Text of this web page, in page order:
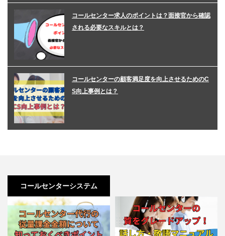
コールセンター求人のポイントは？面接官から確認
される必要なスキルとは？
コールセンターの顧客満足度を向上させるためのC
S向上事例とは？
コールセンターシステム